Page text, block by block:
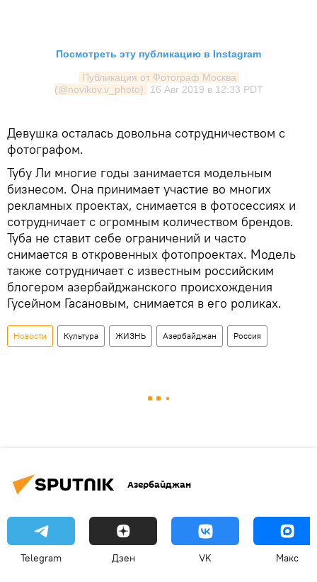
Посмотреть эту публикацию в Instagram
Публикация от Фотограф Москва
(@novikov.v_photo)
16 Авг 2019 в 12:33 PDT
Девушка осталась довольна сотрудничеством с
фотографом.
Тубу Ли многие годы занимается модельным
бизнесом. Она принимает участие во многих
рекламных проектах, снимается в фотосессиях и
сотрудничает с огромным количеством брендов.
Туба не ставит себе ограничений и часто
снимается в откровенных фотопроектах. Модель
также сотрудничает с известным российским
блогером азербайджанского происхождения
Гусейном Гасановым, снимается в его роликах.
Новости Культура ЖИЗНЬ Азербайджан Россия
Азербайджан
Telegram Дзен VK Макс